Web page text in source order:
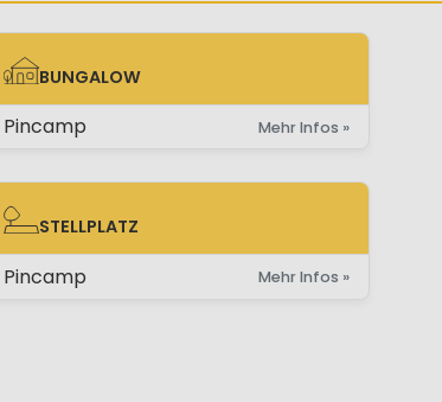
BUNGALOW
BUNGALOW
Pincamp Mehr Infos »
STELLPLATZ
STELLPLATZ
Pincamp Mehr Infos »